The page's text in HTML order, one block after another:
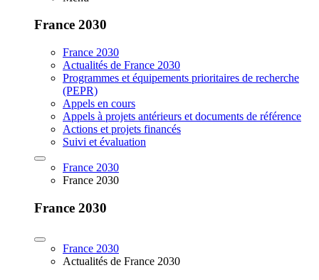
France 2030
France 2030
Actualités de France 2030
Programmes et équipements prioritaires de recherche
(PEPR)
Appels en cours
Appels à projets antérieurs et documents de référence
Actions et projets financés
Suivi et évaluation
France 2030
France 2030
France 2030
France 2030
Actualités de France 2030